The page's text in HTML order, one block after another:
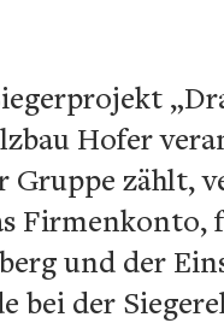
Hofer
Gruppe zählt,
Firmenkonto,
und der
bei der